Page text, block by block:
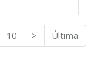
10 > Última